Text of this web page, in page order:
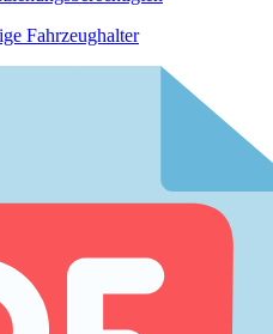
Fahrzeughalter